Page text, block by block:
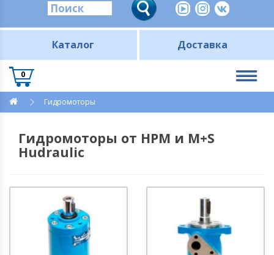
Каталог Доставка
0
Гидромоторы
Гидромоторы от HPM и M+S
Hudraulic